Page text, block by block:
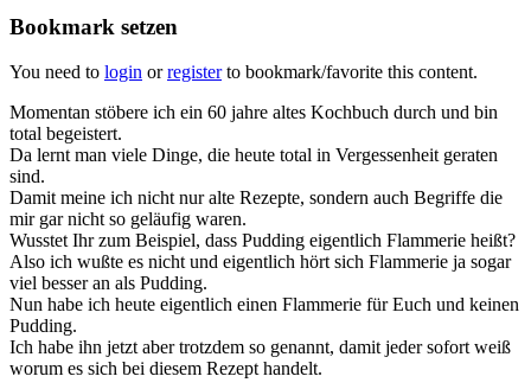
Bookmark setzen
You need to login orregisterto bookmark/favorite this content.
Momentan stöbere ich ein 60 jahre altes Kochbuch durch und bin
total begeistert.
Da lernt man viele Dinge, die heute total in Vergessenheit geraten
sind.
Damit meine ich nicht nur alte Rezepte, sondern auch Begriffe die
mir gar nicht so geläufig waren.
Wusstet Ihr zum Beispiel, dass Pudding eigentlich Flammerie heißt?
Also ich wußte es nicht und eigentlich hört sich Flammerie ja sogar
viel besser an als Pudding.
Nun habe ich heute eigentlich einen Flammerie für Euch und keinen
Pudding.
Ich habe ihn jetzt aber trotzdem so genannt, damit jeder sofort weiß
worum es sich bei diesem Rezept handelt.